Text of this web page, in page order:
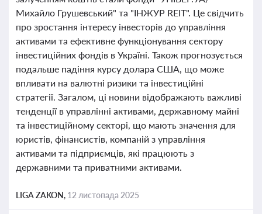
Михайло Грушевський" та "ІНЖУР REIT". Це свідчить
про зростання інтересу інвесторів до управління
активами та ефективне функціонування сектору
інвестиційних фондів в Україні. Також прогнозується
подальше падіння курсу долара США, що може
впливати на валютні ризики та інвестиційні
стратегії. Загалом, ці новини відображають важливі
тенденції в управлінні активами, державному майні
та інвестиційному секторі, що мають значення для
юристів, фінансистів, компаній з управління
активами та підприємців, які працюють з
державними та приватними активами.
LIGA ZAKON, 12 листопада 2025